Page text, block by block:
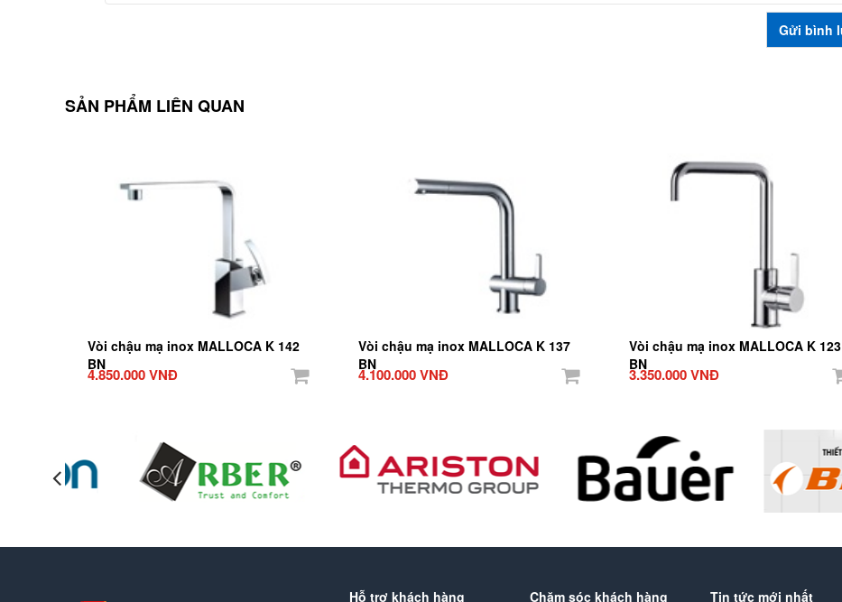
SẢN PHẨM LIÊN QUAN
Vòi chậu mạ inox MALLOCA K 142
BN
4.850.000 VNĐ
Vòi chậu mạ inox MALLOCA K 137
BN
4.100.000 VNĐ
Vòi chậu mạ inox MALLOCA K 123
BN
3.350.000 VNĐ
Hỗ trợ khách hàng Chăm sóc khách hàng Tin tức mới nhất